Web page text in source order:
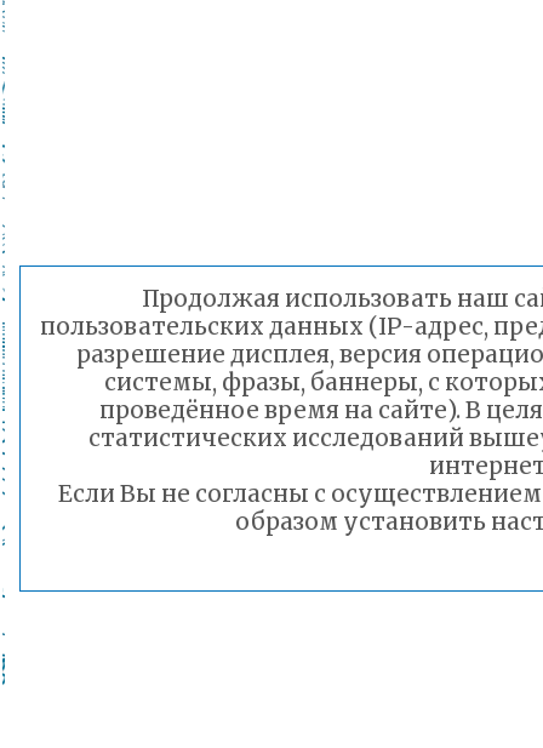
Продолжая использовать наш
пользовательских данных (IP-адрес,
разрешение дисплея, версия
системы, фразы, баннеры, с
проведённое время на сайте). В
статистических исследований
Если Вы не согласны с
образом установить